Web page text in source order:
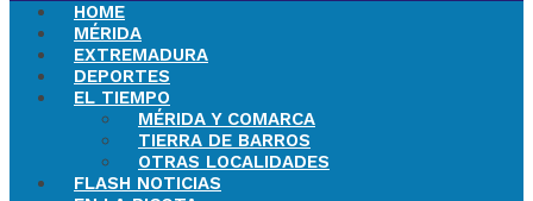
HOME
MÉRIDA
EXTREMADURA
DEPORTES
EL TIEMPO
MÉRIDA Y COMARCA
TIERRA DE BARROS
OTRAS LOCALIDADES
FLASH NOTICIAS